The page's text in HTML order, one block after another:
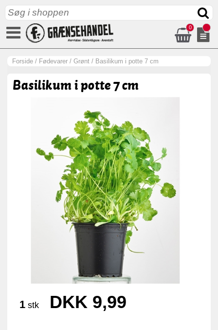
0
Forside / Fødevarer / Grønt / Basilikum i potte 7 cm
Basilikum i potte 7 cm
1 stk DKK 9,99